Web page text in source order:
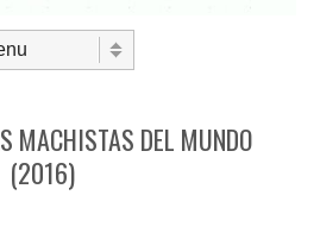
MACHISTAS DEL MUNDO
(2016)